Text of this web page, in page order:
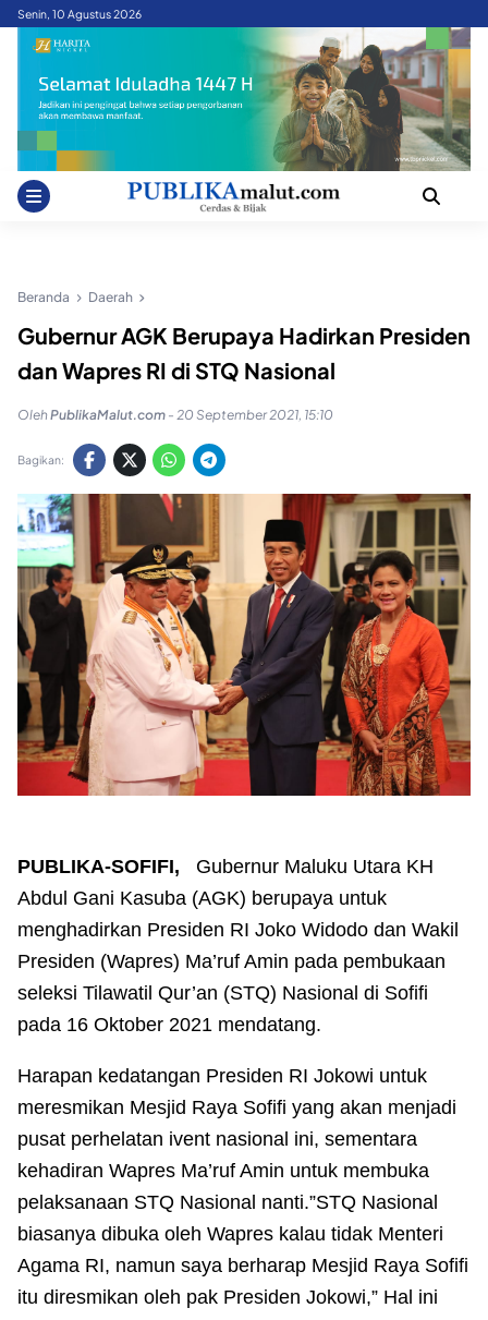
SkipSenin, 10 Agustus 2026
Beranda Daerah
Gubernur AGK Berupaya Hadirkan Presiden
dan Wapres RI di STQ Nasional
OlehPublikaMalut.com - 20 September 2021, 15:10
Bagikan:
PUBLIKA-SOFIFI, Gubernur Maluku Utara KH
Abdul Gani Kasuba (AGK) berupaya untuk
menghadirkan Presiden RI Joko Widodo dan Wakil
Presiden (Wapres) Ma’ruf Amin pada pembukaan
seleksi Tilawatil Qur’an (STQ) Nasional di Sofifi
pada 16 Oktober 2021 mendatang.
Harapan kedatangan Presiden RI Jokowi untuk
meresmikan Mesjid Raya Sofifi yang akan menjadi
pusat perhelatan ivent nasional ini, sementara
kehadiran Wapres Ma’ruf Amin untuk membuka
pelaksanaan STQ Nasional nanti.”STQ Nasional
biasanya dibuka oleh Wapres kalau tidak Menteri
Agama RI, namun saya berharap Mesjid Raya Sofifi
itu diresmikan oleh pak Presiden Jokowi,” Hal ini